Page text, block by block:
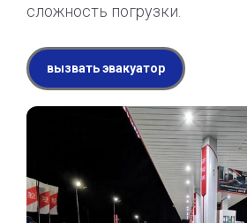
сложность погрузки.
вызвать эвакуатор